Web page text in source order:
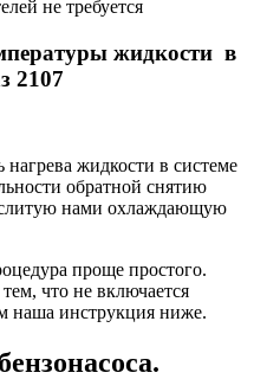
не требуется
жидкости в
2107
нагрева жидкости в системе
обратной снятию
слитую нами охлаждающую
проще простого.
что не включается
наша инструкция ниже.